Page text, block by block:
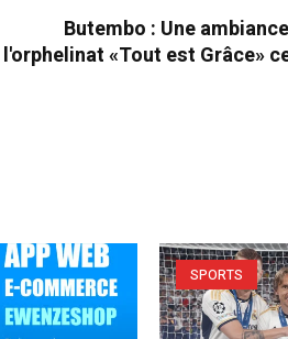
Butembo : Une
l'orphelinat «Tout est Grâce»
SPORTS